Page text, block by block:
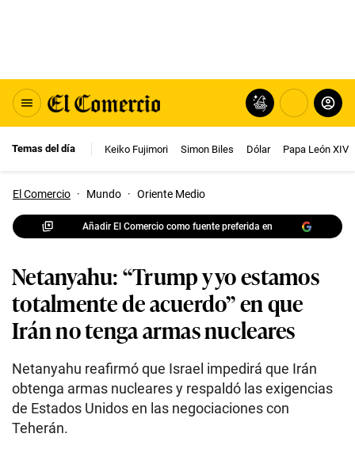
Temas del día Keiko Fujimori Simon Biles Dólar Papa León XIV
El Comercio · Mundo · Oriente Medio
Añadir El Comercio como fuente preferida en
Netanyahu: “Trump y yo estamos
totalmente de acuerdo” en que
Irán no tenga armas nucleares
Netanyahu reafirmó que Israel impedirá que Irán
obtenga armas nucleares y respaldó las exigencias
de Estados Unidos en las negociaciones con
Teherán.